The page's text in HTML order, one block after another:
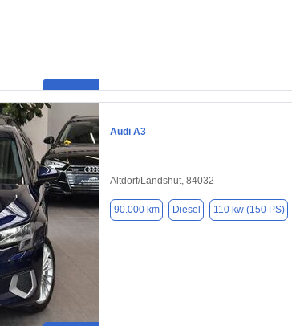
Audi A3
Altdorf/Landshut, 84032
90.000 km Diesel 110 kw (150 PS)